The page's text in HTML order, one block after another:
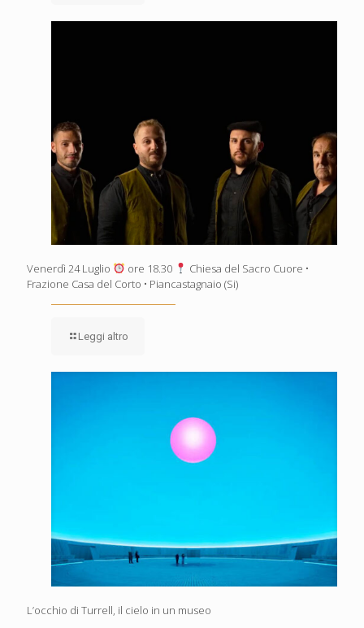
Venerdì 24 Luglio ore 18.30
Chiesa del Sacro Cuore •
Frazione Casa del Corto • Piancastagnaio (Si)
Leggi altro
L’occhio di Turrell, il cielo in un museo